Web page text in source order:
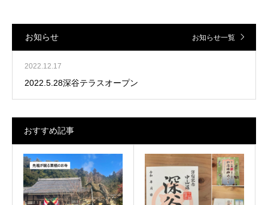
お知らせ お知らせ一覧
2022.12.17
2022.5.28深谷テラスオープン
おすすめ記事